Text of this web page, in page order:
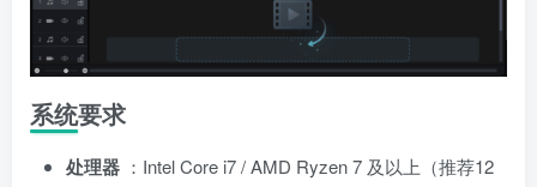
系统要求
处理器 ：Intel Core i7 / AMD Ryzen 7 及以上（推荐12